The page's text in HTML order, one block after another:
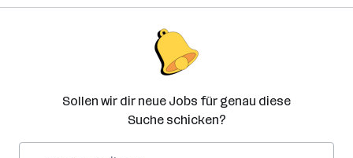
Sollen wir dir neue Jobs für genau diese
Suche schicken?